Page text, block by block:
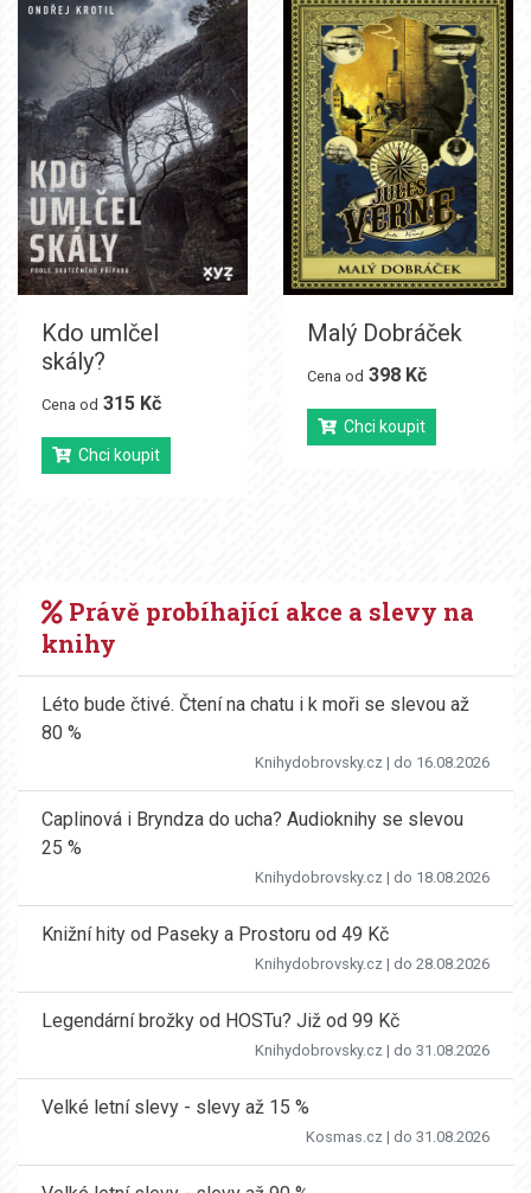
Kdo umlčel
skály?
Cena od 315 Kč
Chci koupit
Malý Dobráček
Cena od 398 Kč
Chci koupit
Právě probíhající akce a slevy na
knihy
Léto bude čtivé. Čtení na chatu i k moři se slevou až
80 %
Knihydobrovsky.cz | do 16.08.2026
Caplinová i Bryndza do ucha? Audioknihy se slevou
25 %
Knihydobrovsky.cz | do 18.08.2026
Knižní hity od Paseky a Prostoru od 49 Kč
Knihydobrovsky.cz | do 28.08.2026
Legendární brožky od HOSTu? Již od 99 Kč
Knihydobrovsky.cz | do 31.08.2026
Velké letní slevy - slevy až 15 %
Kosmas.cz | do 31.08.2026